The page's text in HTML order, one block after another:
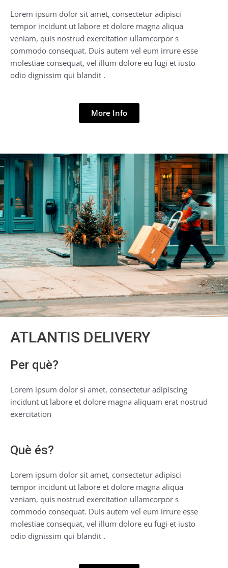
Lorem ipsum dolor sit amet, consectetur adipisci
tempor incidunt ut labore et dolore magna aliqua
veniam, quis nostrud exercitation ullamcorpor s
commodo consequat. Duis autem vel eum irrure esse
molestiae consequat, vel illum dolore eu fugi et iusto
odio dignissim qui blandit .
More Info
ATLANTIS DELIVERY
Per què?
Lorem ipsum dolor si amet, consectetur adipiscing
incidunt ut labore et dolore magna aliquam erat nostrud
exercitation
Què és?
Lorem ipsum dolor sit amet, consectetur adipisci
tempor incidunt ut labore et dolore magna aliqua
veniam, quis nostrud exercitation ullamcorpor s
commodo consequat. Duis autem vel eum irrure esse
molestiae consequat, vel illum dolore eu fugi et iusto
odio dignissim qui blandit .